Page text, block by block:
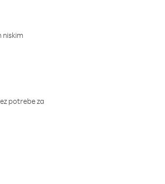
niskim
potrebe za